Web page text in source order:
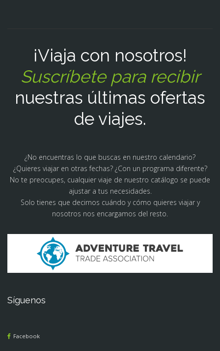
¡Viaja con nosotros!
Suscríbete para recibir
nuestras últimas ofertas
de viajes.
¿No encuentras lo que buscas en nuestro calendario?
¿Quieres viajar en otras fechas? ¿Con un programa diferente?
No te preocupes, cualquier viaje de nuestro catálogo se puede
ajustar a tus necesidades.
Solo tienes que decirnos cuándo y cómo quieres viajar y
nosotros nos encargamos del resto.
Síguenos
Facebook